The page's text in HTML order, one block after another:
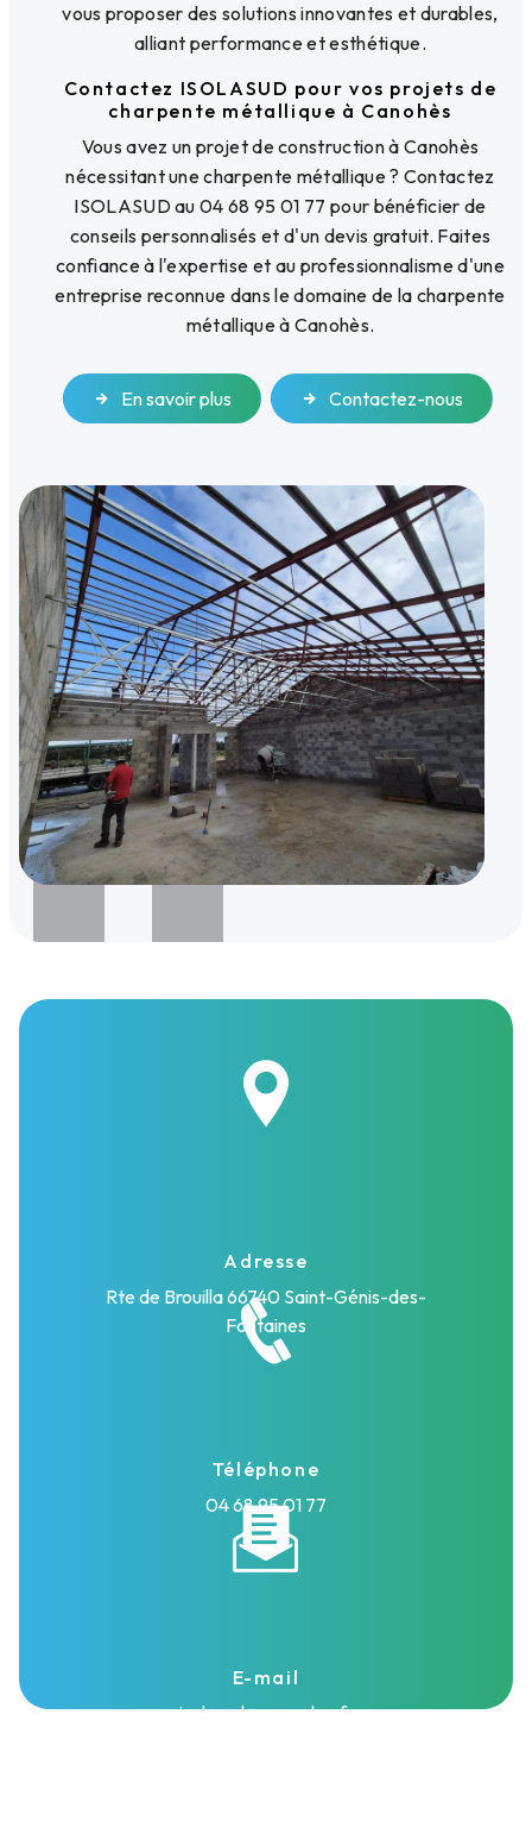
vous proposer des solutions innovantes et durables,
alliant performance et esthétique.
Contactez ISOLASUD pour vos projets de
charpente métallique à Canohès
Vous avez un projet de construction à Canohès
nécessitant une charpente métallique ? Contactez
ISOLASUD au 04 68 95 01 77 pour bénéficier de
conseils personnalisés et d'un devis gratuit. Faites
confiance à l'expertise et au professionnalisme d'une
entreprise reconnue dans le domaine de la charpente
métallique à Canohès.
En savoir plus Contactez-nous
Adresse
Rte de Brouilla66740 Saint-Génis-des-
Fontaines
Téléphone
04 68 95 01 77
E-mail
isolasud@wanadoo.fr